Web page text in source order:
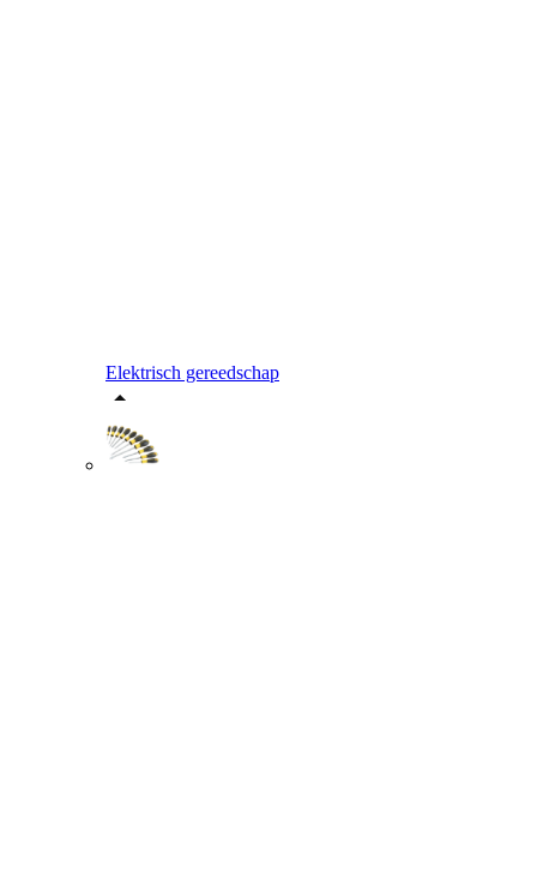
Elektrisch gereedschap